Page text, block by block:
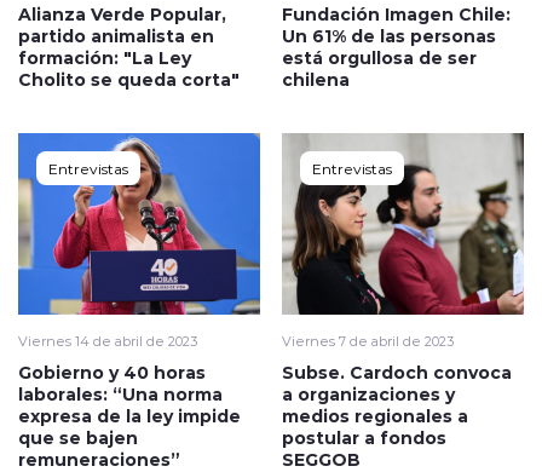
Alianza Verde Popular,
partido animalista en
formación: "La Ley
Cholito se queda corta"
Fundación Imagen Chile:
Un 61% de las personas
está orgullosa de ser
chilena
Entrevistas
Viernes 14 de abril de 2023
Gobierno y 40 horas
laborales: “Una norma
expresa de la ley impide
que se bajen
remuneraciones”
Entrevistas
Viernes 7 de abril de 2023
Subse. Cardoch convoca
a organizaciones y
medios regionales a
postular a fondos
SEGGOB